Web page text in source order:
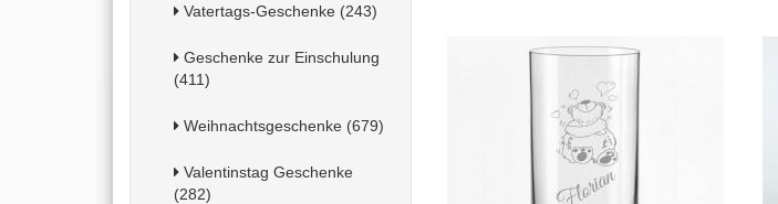
Vatertags-Geschenke (243)
Geschenke zur Einschulung
(411)
Weihnachtsgeschenke (679)
Valentinstag Geschenke
(282)